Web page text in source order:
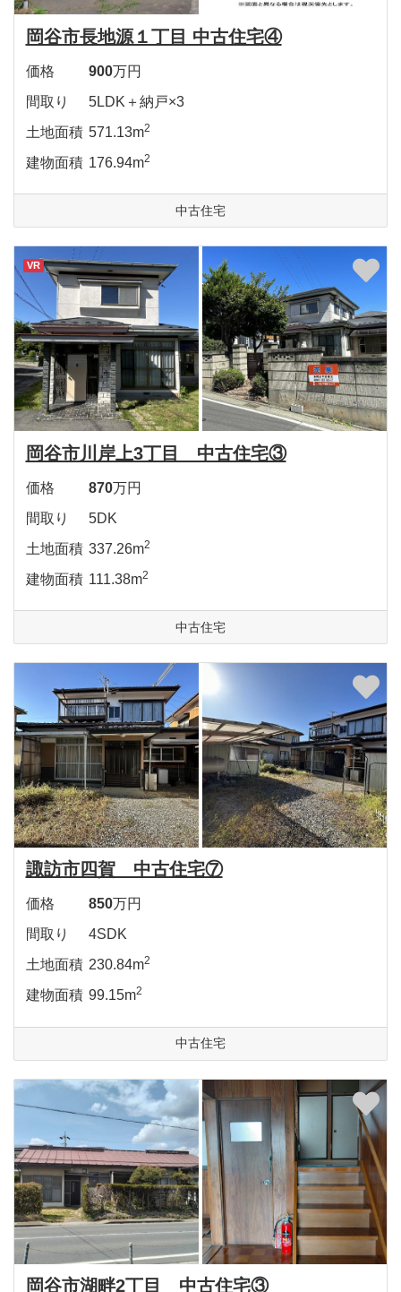
岡谷市長地源１丁目 中古住宅④
価格 900万円
間取り
5LDK＋納戸×3
土地面積 571.13m2
建物面積 176.94m2
中古住宅
VR
岡谷市川岸上3丁目 中古住宅③
価格 870万円
間取り
5DK
土地面積 337.26m2
建物面積 111.38m2
中古住宅
諏訪市四賀 中古住宅⑦
価格 850万円
間取り
4SDK
土地面積 230.84m2
建物面積 99.15m2
中古住宅
岡谷市湖畔2丁目 中古住宅③